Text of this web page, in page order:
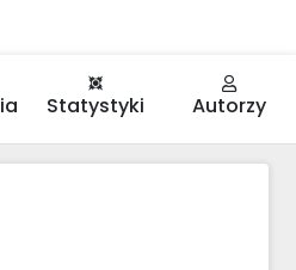
Statystyki Autorzy